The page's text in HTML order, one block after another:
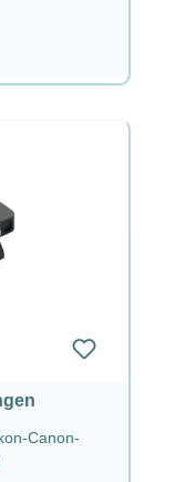
Canon-